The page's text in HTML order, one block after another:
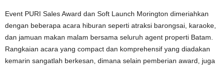
Event PURI Sales Award dan Soft Launch Morington dimeriahkan
dengan beberapa acara hiburan seperti atraksi barongsai, karaoke,
dan jamuan makan malam bersama seluruh agent properti Batam.
Rangkaian acara yang compact dan komprehensif yang diadakan
kemarin sangatlah berkesan, dimana selain pemberian award, juga